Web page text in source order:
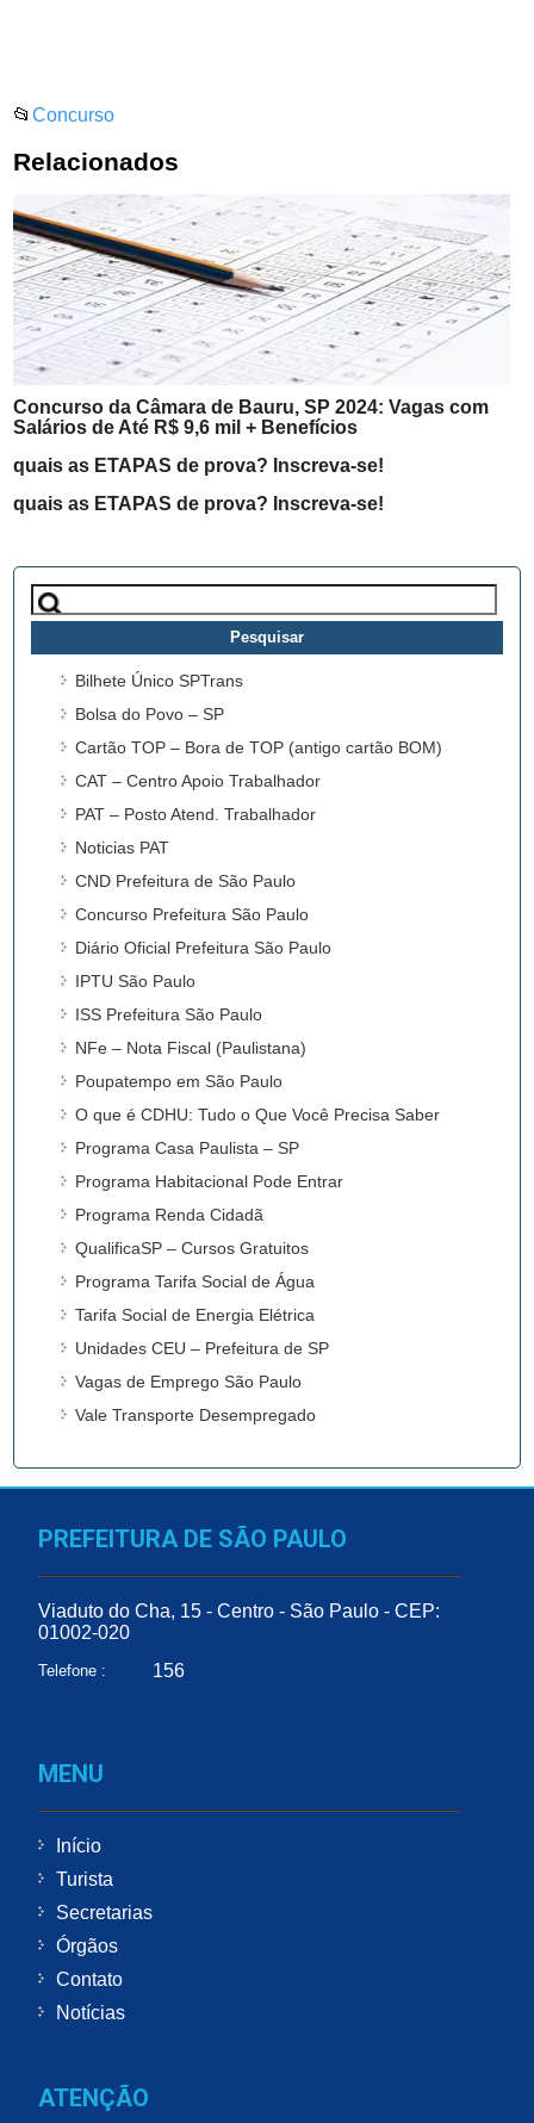
📂Concurso
Relacionados
Concurso da Câmara de Bauru, SP 2024: Vagas com
Salários de Até R$ 9,6 mil + Benefícios
quais as ETAPAS de prova? Inscreva-se!
quais as ETAPAS de prova? Inscreva-se!
Pesquisar
por:
Bilhete Único SPTrans
Bolsa do Povo – SP
Cartão TOP – Bora de TOP (antigo cartão BOM)
CAT – Centro Apoio Trabalhador
PAT – Posto Atend. Trabalhador
Noticias PAT
CND Prefeitura de São Paulo
Concurso Prefeitura São Paulo
Diário Oficial Prefeitura São Paulo
IPTU São Paulo
ISS Prefeitura São Paulo
NFe – Nota Fiscal (Paulistana)
Poupatempo em São Paulo
O que é CDHU: Tudo o Que Você Precisa Saber
Programa Casa Paulista – SP
Programa Habitacional Pode Entrar
Programa Renda Cidadã
QualificaSP – Cursos Gratuitos
Programa Tarifa Social de Água
Tarifa Social de Energia Elétrica
Unidades CEU – Prefeitura de SP
Vagas de Emprego São Paulo
Vale Transporte Desempregado
PREFEITURA DE SÃO PAULO
Viaduto do Cha, 15 - Centro - São Paulo - CEP:
01002-020
Telefone : 156
MENU
Início
Turista
Secretarias
Órgãos
Contato
Notícias
ATENÇÃO